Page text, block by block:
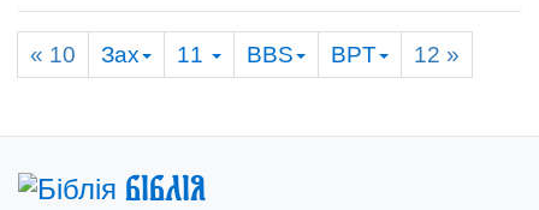
« 10 Зах 11 BBS BPT 12 »
Біблія